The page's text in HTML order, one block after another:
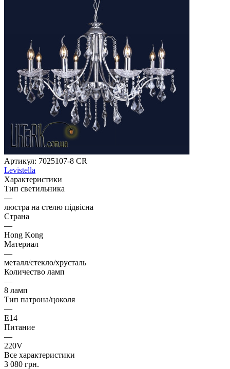
Артикул: 7025107-8 CR
Levistella
Характеристики
Тип светильника
—
люстра на стелю підвісна
Страна
—
Hong Kong
Материал
—
металл/стекло/хрусталь
Количество ламп
—
8 ламп
Тип патрона/цоколя
—
E14
Питание
—
220V
Все характеристики
3 080 грн.